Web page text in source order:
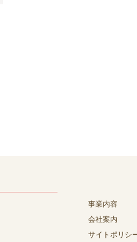
事業内容
会社案内
サイトポリシ